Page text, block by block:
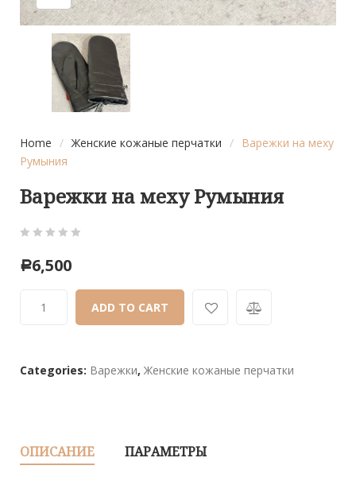
Home / Женские кожаные перчатки /
Варежки на меху
Румыния
Варежки на меху Румыния
out
based
ratings
Р6,500
ADD TO CART
Categories: Варежки, Женские кожаные перчатки
ОПИСАНИЕ ПАРАМЕТРЫ